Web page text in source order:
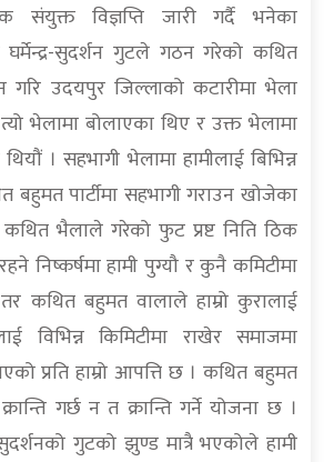
विज्ञप्ति जारी गर्दै भनेका
सुदर्शन गुटले गठन गरेको कथित
गरि उदयपुर जिल्लाको कटारीमा भेला
भेलामा बोलाएका थिए र उक्त भेलामा
। सहभागी भेलामा हामीलाई बिभिन्न
बहुमत पार्टीमा सहभागी गराउन खोजेका
कथित भैलाले गरेको फुट प्रष्ट निति ठिक
निष्कर्षमा हामी पुग्यौ र कुनै कमिटीमा
कथित बहुमत वालाले हाम्रो कुरालाई
विभिन्न किमिटीमा राखेर समाजमा
प्रति हाम्रो आपत्ति छ । कथित बहुमत
गर्छ न त क्रान्ति गर्ने योजना छ ।
गुटको झुण्ड मात्रै भएकोले हामी